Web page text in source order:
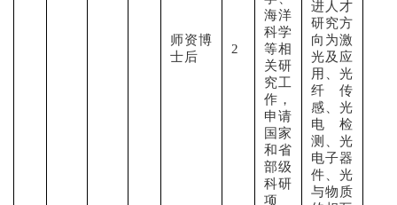
师资博
士后
2
海洋
科学
等相
关研
究工
作，
申请
国家
和省
部级
科研
项
进人才
研究方
向为激
光及应
用、光
纤传
感、光
电检
测、光
电子器
件、光
与物质